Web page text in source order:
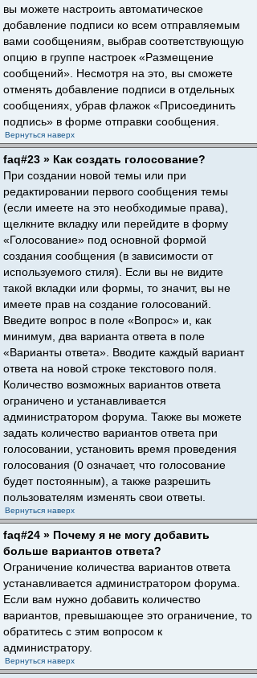
вы можете настроить автоматическое
добавление подписи ко всем отправляемым
вами сообщениям, выбрав соответствующую
опцию в группе настроек «Размещение
сообщений». Несмотря на это, вы сможете
отменять добавление подписи в отдельных
сообщениях, убрав флажок «Присоединить
подпись» в форме отправки сообщения.
Вернуться наверх
faq#23 » Как создать голосование?
При создании новой темы или при
редактировании первого сообщения темы
(если имеете на это необходимые права),
щелкните вкладку или перейдите в форму
«Голосование» под основной формой
создания сообщения (в зависимости от
используемого стиля). Если вы не видите
такой вкладки или формы, то значит, вы не
имеете прав на создание голосований.
Введите вопрос в поле «Вопрос» и, как
минимум, два варианта ответа в поле
«Варианты ответа». Вводите каждый вариант
ответа на новой строке текстового поля.
Количество возможных вариантов ответа
ограничено и устанавливается
администратором форума. Также вы можете
задать количество вариантов ответа при
голосовании, установить время проведения
голосования (0 означает, что голосование
будет постоянным), а также разрешить
пользователям изменять свои ответы.
Вернуться наверх
faq#24 » Почему я не могу добавить
больше вариантов ответа?
Ограничение количества вариантов ответа
устанавливается администратором форума.
Если вам нужно добавить количество
вариантов, превышающее это ограничение, то
обратитесь с этим вопросом к
администратору.
Вернуться наверх